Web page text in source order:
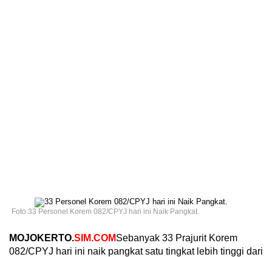
Foto.33 Personel Korem 082/CPYJ hari ini Naik Pangkat.
MOJOKERTO.SIM.COMSebanyak 33 Prajurit Korem
082/CPYJ hari ini naik pangkat satu tingkat lebih tinggi dari